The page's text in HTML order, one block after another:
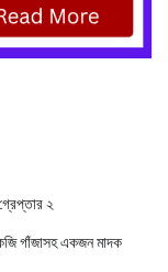
২
গাঁজাসহ একজন মাদক